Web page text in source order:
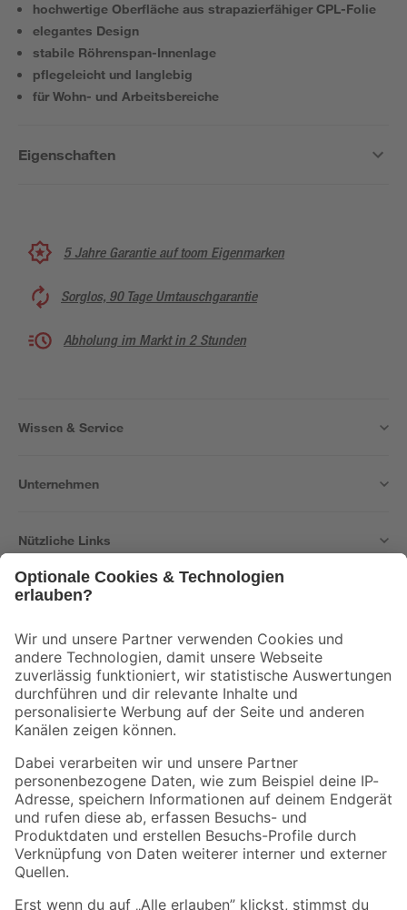
hochwertige Oberfläche aus strapazierfähiger CPL-Folie
elegantes Design
stabile Röhrenspan-Innenlage
pflegeleicht und langlebig
für Wohn- und Arbeitsbereiche
Eigenschaften
5 Jahre Garantie auf toom Eigenmarken
Sorglos, 90 Tage Umtauschgarantie
Abholung im Markt in 2 Stunden
Wissen & Service
Unternehmen
Nützliche Links
Der toom Newsletter: Keine Angebote und Aktionen mehr verpassen!
Zur Newsletter Anmeldung
Folge uns
Zahlungsarten Versandarten
Sicher einkaufen